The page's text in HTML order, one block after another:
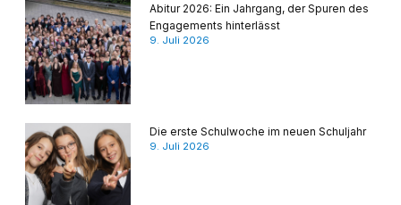
Abitur 2026: Ein Jahrgang, der Spuren des
Engagements hinterlässt
9. Juli 2026
Die erste Schulwoche im neuen Schuljahr
9. Juli 2026